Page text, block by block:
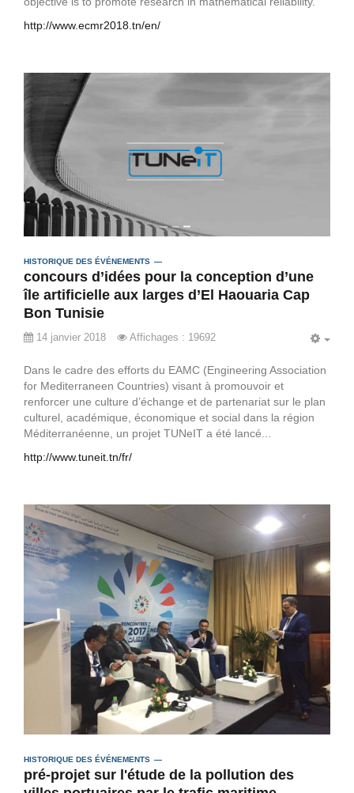
http://www.ecmr2018.tn/en/
HISTORIQUE DES ÉVÉNEMENTS
concours d’idées pour la conception d’une
île artificielle aux larges d’El Haouaria Cap
Bon Tunisie
14 janvier 2018 Affichages : 19692
Dans le cadre des efforts du EAMC (Engineering Association
for Mediterraneen Countries) visant à promouvoir et
renforcer une culture d’échange et de partenariat sur le plan
culturel, académique, économique et social dans la région
Méditerranéenne, un projet TUNeIT a été lancé...
http://www.tuneit.tn/fr/
HISTORIQUE DES ÉVÉNEMENTS
pré-projet sur l'étude de la pollution des